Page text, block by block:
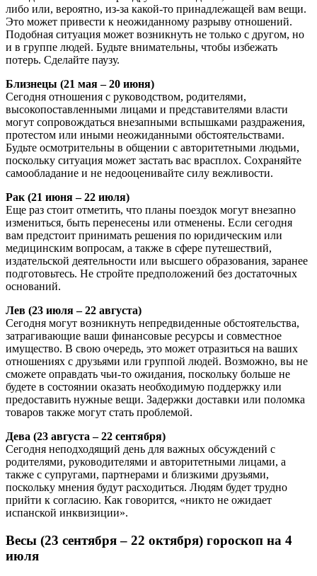
либо или, вероятно, из-за какой-то принадлежащей вам вещи.
Это может привести к неожиданному разрыву отношений.
Подобная ситуация может возникнуть не только с другом, но
и в группе людей. Будьте внимательны, чтобы избежать
потерь. Сделайте паузу.
Близнецы (21 мая – 20 июня)
Сегодня отношения с руководством, родителями,
высокопоставленными лицами и представителями власти
могут сопровождаться внезапными вспышками раздражения,
протестом или иными неожиданными обстоятельствами.
Будьте осмотрительны в общении с авторитетными людьми,
поскольку ситуация может застать вас врасплох. Сохраняйте
самообладание и не недооценивайте силу вежливости.
Рак (21 июня – 22 июля)
Еще раз стоит отметить, что планы поездок могут внезапно
измениться, быть перенесены или отменены. Если сегодня
вам предстоит принимать решения по юридическим или
медицинским вопросам, а также в сфере путешествий,
издательской деятельности или высшего образования, заранее
подготовьтесь. Не стройте предположений без достаточных
оснований.
Лев (23 июля – 22 августа)
Сегодня могут возникнуть непредвиденные обстоятельства,
затрагивающие ваши финансовые ресурсы и совместное
имущество. В свою очередь, это может отразиться на ваших
отношениях с друзьями или группой людей. Возможно, вы не
сможете оправдать чьи-то ожидания, поскольку больше не
будете в состоянии оказать необходимую поддержку или
предоставить нужные вещи. Задержки доставки или поломка
товаров также могут стать проблемой.
Дева (23 августа – 22 сентября)
Сегодня неподходящий день для важных обсуждений с
родителями, руководителями и авторитетными лицами, а
также с супругами, партнерами и близкими друзьями,
поскольку мнения будут расходиться. Людям будет трудно
прийти к согласию. Как говорится, «никто не ожидает
испанской инквизиции».
Весы (23 сентября – 22 октября) гороскоп на 4
июля